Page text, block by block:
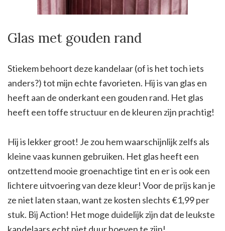
Glas met gouden rand
Stiekem behoort deze kandelaar (of is het toch iets
anders?) tot mijn echte favorieten. Hij is van glas en
heeft aan de onderkant een gouden rand. Het glas
heeft een toffe structuur en de kleuren zijn prachtig!
Hij is lekker groot! Je zou hem waarschijnlijk zelfs als
kleine vaas kunnen gebruiken. Het glas heeft een
ontzettend mooie groenachtige tint en er is ook een
lichtere uitvoering van deze kleur! Voor de prijs kan je
ze niet laten staan, want ze kosten slechts €1,99 per
stuk. Bij Action! Het moge duidelijk zijn dat de leukste